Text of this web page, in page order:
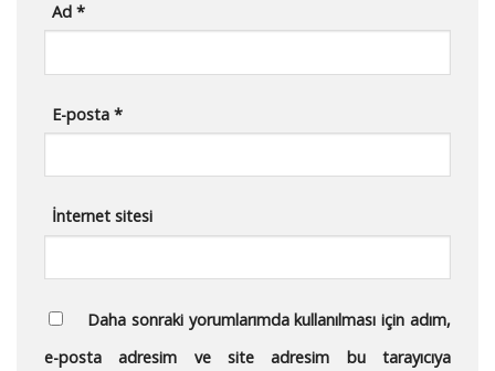
Ad*
E-posta*
İnternet sitesi
Daha sonraki yorumlarımda kullanılması için adım,
e-posta adresim ve site adresim bu tarayıcıya